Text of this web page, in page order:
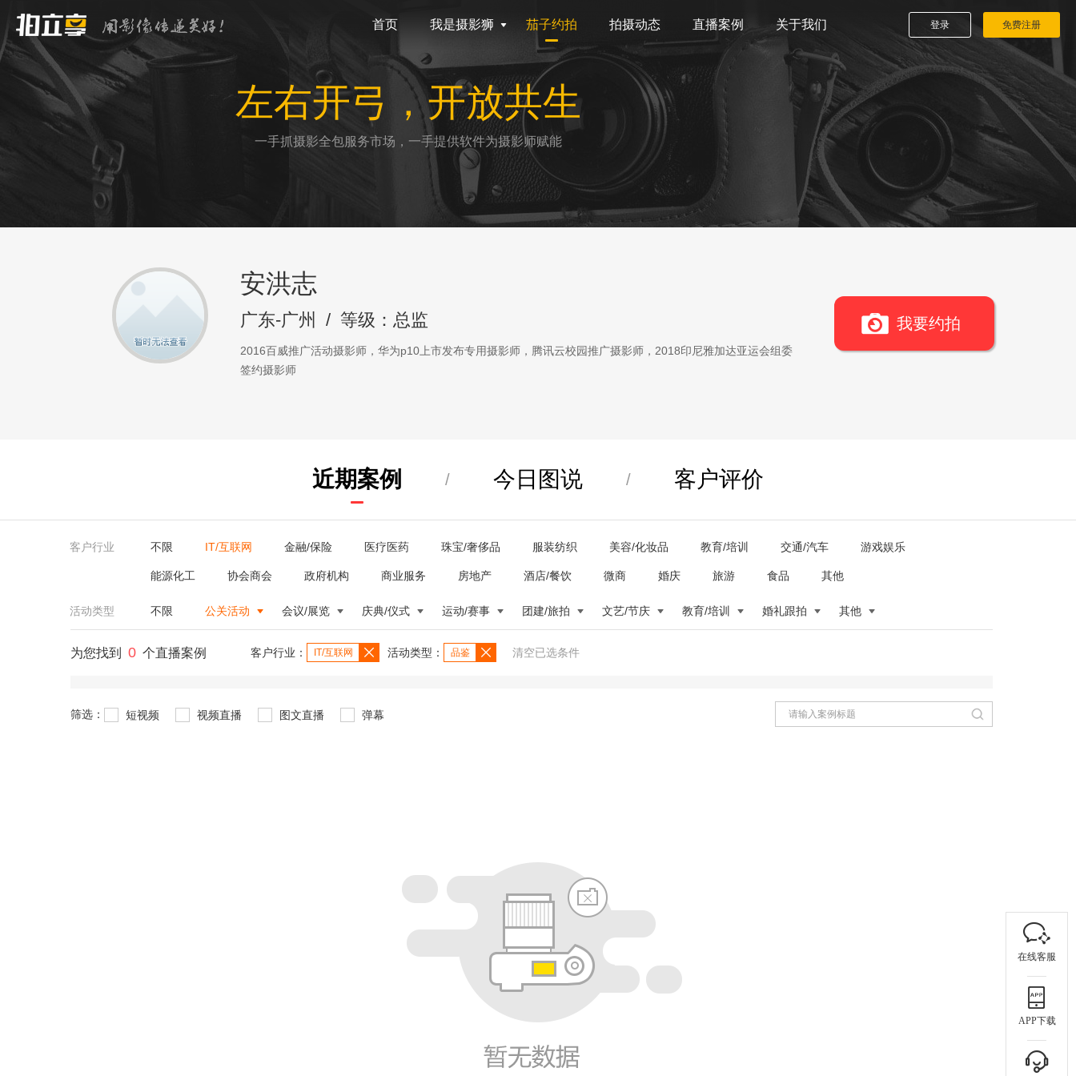
首页 我是摄影狮 茄子约拍 拍摄动态 直播案例 关于我们 登录 免费注册
左右开弓，开放共生
一手抓摄影全包服务市场，一手提供软件为摄影师赋能
安洪志
广东-广州 / 等级：总监
2016百威推广活动摄影师，华为p10上市发布专用摄影师，腾讯云校园推广摄影师，2018印尼雅加达亚运会组委
签约摄影师
我要约拍
近期案例 / 今日图说 / 客户评价
客户行业 不限 IT/互联网 金融/保险 医疗医药 珠宝/奢侈品 服装纺织 美容/化妆品 教育/培训 交通/汽车 游戏娱乐
能源化工 协会商会 政府机构 商业服务 房地产 酒店/餐饮 微商 婚庆 旅游 食品 其他
活动类型 不限 公关活动 会议/展览 庆典/仪式 运动/赛事 团建/旅拍 文艺/节庆 教育/培训 婚礼跟拍 其他
为您找到 0 个直播案例 客户行业： IT/互联网 活动类型： 品鉴 清空已选条件
筛选： 短视频 视频直播 图文直播 弹幕
在线客服
APP下载